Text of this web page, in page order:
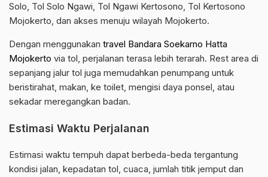
Solo, Tol Solo Ngawi, Tol Ngawi Kertosono, Tol Kertosono
Mojokerto, dan akses menuju wilayah Mojokerto.
Dengan menggunakan travel Bandara Soekarno Hatta
Mojokerto via tol, perjalanan terasa lebih terarah. Rest area di
sepanjang jalur tol juga memudahkan penumpang untuk
beristirahat, makan, ke toilet, mengisi daya ponsel, atau
sekadar meregangkan badan.
Estimasi Waktu Perjalanan
Estimasi waktu tempuh dapat berbeda-beda tergantung
kondisi jalan, kepadatan tol, cuaca, jumlah titik jemput dan